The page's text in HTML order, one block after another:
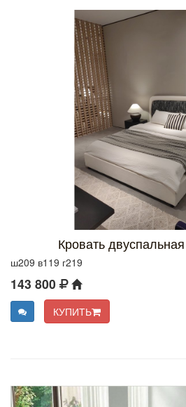
Кровать
ш209 в119 г219
143 800
КУПИТЬ